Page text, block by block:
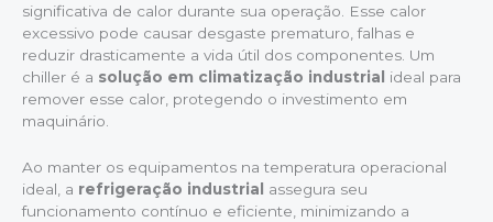
significativa de calor durante sua operação. Esse calor
excessivo pode causar desgaste prematuro, falhas e
reduzir drasticamente a vida útil dos componentes. Um
chiller é a solução em climatização industrial
ideal para
remover esse calor, protegendo o investimento em
maquinário.
Ao manter os equipamentos na temperatura operacional
ideal, a refrigeração industrial
assegura seu
funcionamento contínuo e eficiente, minimizando a